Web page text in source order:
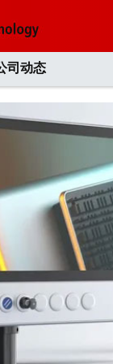
司动态